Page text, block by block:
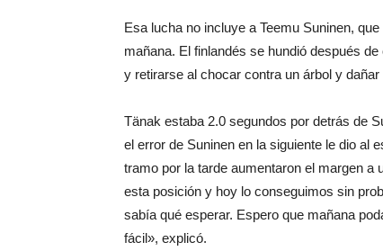
Esa lucha no incluye a Teemu Suninen,
mañana. El finlandés se hundió después
y retirarse al chocar contra un árbol y
Tänak estaba 2.0 segundos por detrás de
el error de Suninen en la siguiente le dio al
tramo por la tarde aumentaron el margen
esta posición y hoy lo conseguimos sin
sabía qué esperar. Espero que mañana
fácil», explicó.